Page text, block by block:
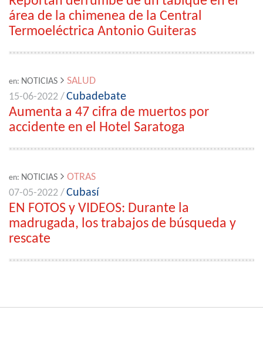
área de la chimenea de la Central
Termoeléctrica Antonio Guiteras
en: NOTICIAS
SALUD
15-06-2022 /Cubadebate
Aumenta a 47 cifra de muertos por
accidente en el Hotel Saratoga
en: NOTICIAS
OTRAS
07-05-2022 /Cubasí
EN FOTOS y VIDEOS: Durante la
madrugada, los trabajos de búsqueda y
rescate